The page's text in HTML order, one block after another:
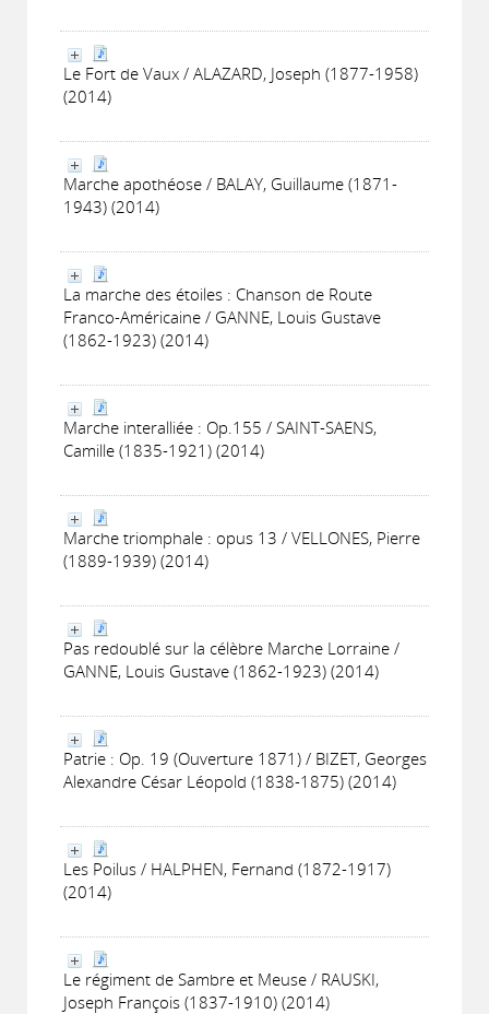
Le Fort de Vaux / ALAZARD, Joseph (1877-1958)
(2014)
Marche apothéose / BALAY, Guillaume (1871-
1943) (2014)
La marche des étoiles : Chanson de Route
Franco-Américaine / GANNE, Louis Gustave
(1862-1923) (2014)
Marche interalliée : Op.155 / SAINT-SAENS,
Camille (1835-1921) (2014)
Marche triomphale : opus 13 / VELLONES, Pierre
(1889-1939) (2014)
Pas redoublé sur la célèbre Marche Lorraine /
GANNE, Louis Gustave (1862-1923) (2014)
Patrie : Op. 19 (Ouverture 1871) / BIZET, Georges
Alexandre César Léopold (1838-1875) (2014)
Les Poilus / HALPHEN, Fernand (1872-1917)
(2014)
Le régiment de Sambre et Meuse / RAUSKI,
Joseph François (1837-1910) (2014)